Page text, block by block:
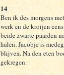
14
Ben ik des morgens
werk en de kroijen
beide zwarte paarden
halen. Jacobje is
blijven. Na den eten
gekregen.